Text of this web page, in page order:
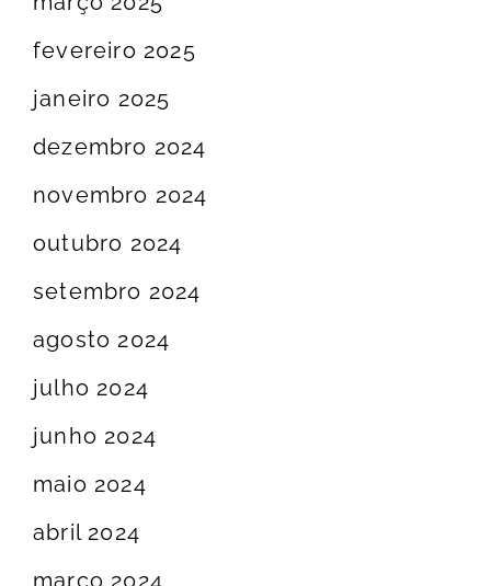
fevereiro 2025
janeiro 2025
dezembro 2024
novembro 2024
outubro 2024
setembro 2024
agosto 2024
julho 2024
junho 2024
maio 2024
abril 2024
março 2024